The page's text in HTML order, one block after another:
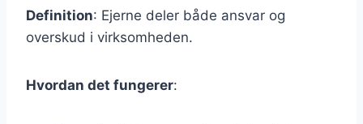
Definition: Ejerne deler både ansvar og
overskud i virksomheden.
Hvordan det fungerer: